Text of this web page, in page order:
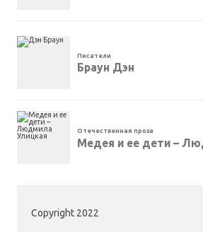
Писатели
Браун Дэн
Отечественная проза
Медея и ее дети –
Copyright 2022